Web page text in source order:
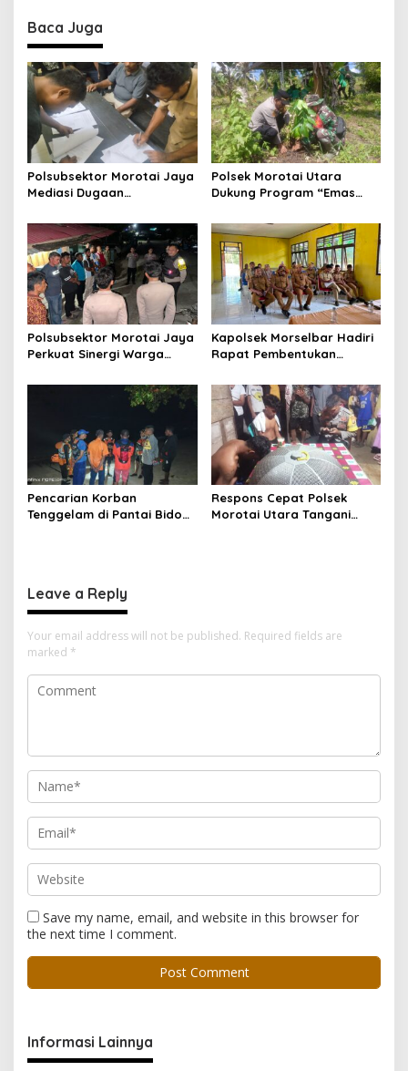
a
v
i
g
a
t
i
n
Baca Juga
Polsubsektor Morotai Jaya
Mediasi Dugaan
Sepakat Selesaikan
Persoalan Secara
Kekeluargaan
Polsek Morotai Utara
Dukung Program “Emas
untuk Ketahanan Pangan
dan Kelestarian Lingkungan
Polsubsektor Morotai Jaya
Perkuat Sinergi Warga
Cegah Tawuran dan
Gangguan Kamtibmas
Kapolsek Morselbar Hadiri
Rapat Pembentukan
Kemerdekaan RI, Perkuat
Sinergi Lintas Sektor
Sukseskan Peringatan 17
Agustus 2026
Pencarian Korban
Tenggelam di Pantai Bido
Respons Cepat Polsek
Morotai Utara Tangani
Leave a Reply
Your email address will not be published. Required fields are
marked *
Save my name, email, and website in this browser for
the next time I comment.
Informasi Lainnya